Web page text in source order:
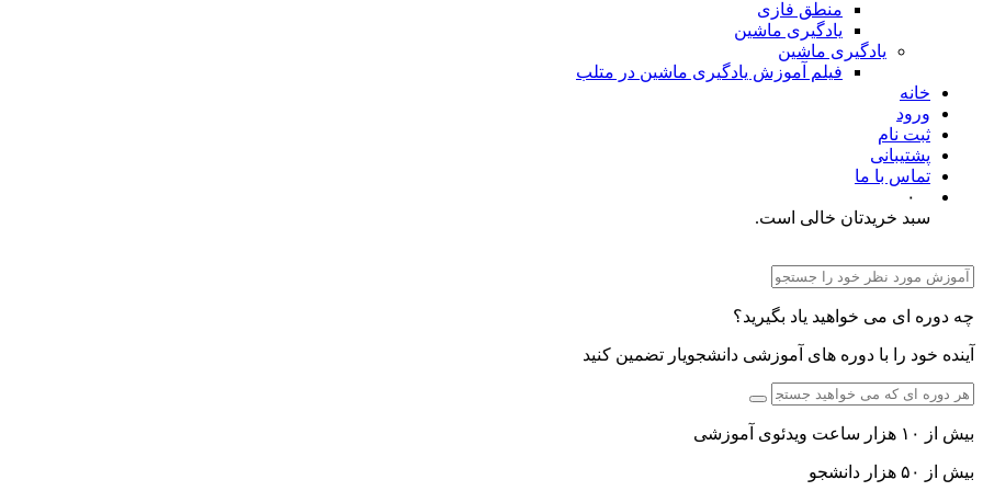
منطق فازی
یادگیری ماشین
یادگیری ماشین
فیلم آموزش یادگیری ماشین در متلب
خانه
ورود
ثبت نام
پشتیبانی
تماس با ما
۰
سبد خریدتان خالی است.
چه دوره ای می خواهید یاد بگیرید؟
آینده خود را با دوره های آموزشی دانشجویار تضمین کنید
بیش از ۱۰ هزار ساعت ویدئوی آموزشی
بیش از ۵۰ هزار دانشجو